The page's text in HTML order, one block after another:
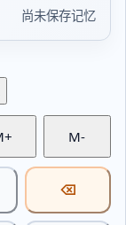
尚未保存记忆
M-
⌫